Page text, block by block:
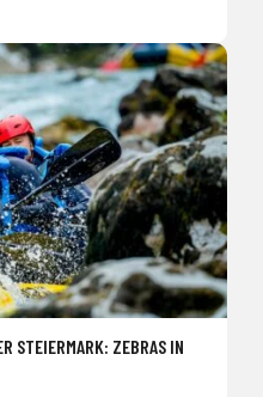
STEIERMARK: ZEBRAS IN